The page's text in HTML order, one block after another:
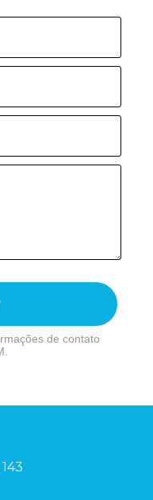
de contato